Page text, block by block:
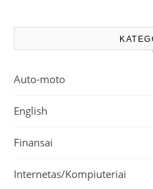
Auto-moto
English
Finansai
Internetas/Kompiuteriai